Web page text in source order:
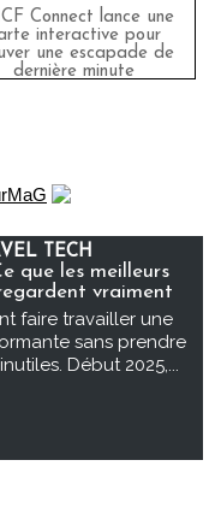
Connect lance une
interactive pour
une escapade de
dernière minute
TECH
que les meilleurs
vraiment
faire travailler une
sans prendre
Début 2025,...